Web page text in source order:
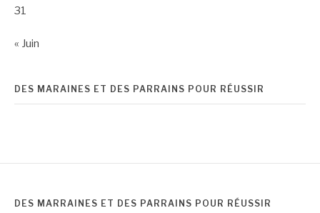
31
« Juin
DES MARAINES ET DES PARRAINS POUR RÉUSSIR
DES MARRAINES ET DES PARRAINS POUR RÉUSSIR